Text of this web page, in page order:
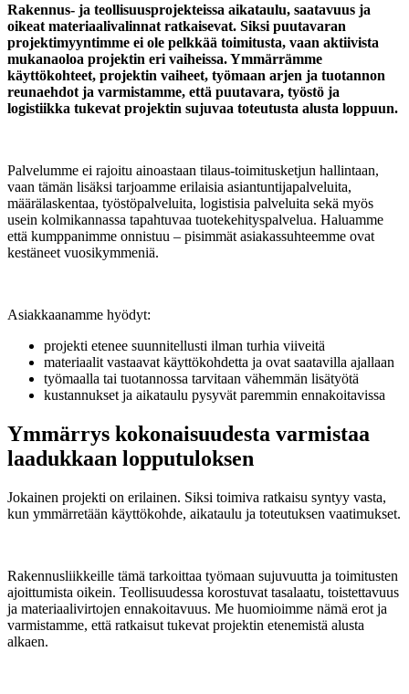
Rakennus- ja teollisuusprojekteissa aikataulu, saatavuus ja
oikeat materiaalivalinnat ratkaisevat. Siksi puutavaran
projektimyyntimme ei ole pelkkää toimitusta, vaan aktiivista
mukanaoloa projektin eri vaiheissa. Ymmärrämme
käyttökohteet, projektin vaiheet, työmaan arjen ja tuotannon
reunaehdot ja varmistamme, että puutavara, työstö ja
logistiikka tukevat projektin sujuvaa toteutusta alusta loppuun.
Palvelumme ei rajoitu ainoastaan tilaus-toimitusketjun hallintaan,
vaan tämän lisäksi tarjoamme erilaisia asiantuntijapalveluita,
määrälaskentaa, työstöpalveluita, logistisia palveluita sekä myös
usein kolmikannassa tapahtuvaa tuotekehityspalvelua. Haluamme
että kumppanimme onnistuu – pisimmät asiakassuhteemme ovat
kestäneet vuosikymmeniä.
Asiakkaanamme hyödyt:
projekti etenee suunnitellusti ilman turhia viiveitä
materiaalit vastaavat käyttökohdetta ja ovat saatavilla ajallaan
työmaalla tai tuotannossa tarvitaan vähemmän lisätyötä
kustannukset ja aikataulu pysyvät paremmin ennakoitavissa
Ymmärrys kokonaisuudesta varmistaa
laadukkaan lopputuloksen
Jokainen projekti on erilainen. Siksi toimiva ratkaisu syntyy vasta,
kun ymmärretään käyttökohde, aikataulu ja toteutuksen vaatimukset.
Rakennusliikkeille tämä tarkoittaa työmaan sujuvuutta ja toimitusten
ajoittumista oikein. Teollisuudessa korostuvat tasalaatu, toistettavuus
ja materiaalivirtojen ennakoitavuus. Me huomioimme nämä erot ja
varmistamme, että ratkaisut tukevat projektin etenemistä alusta
alkaen.